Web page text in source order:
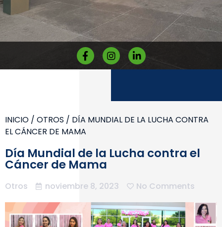
INICIO / OTROS / DÍA MUNDIAL DE LA LUCHA CONTRA
EL CÁNCER DE MAMA
Día Mundial de la Lucha contra el
Cáncer de Mama
Otros noviembre 8, 2023 No Comments